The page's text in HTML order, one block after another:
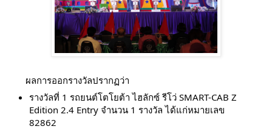
ผลการออกรางวัลปรากฏว่า
รางวัลที่ 1 รถยนต์โตโยต้า ไฮลักซ์ รีโว่ SMART-CAB Z
Edition 2.4 Entry จำนวน 1 รางวัล ได้แก่หมายเลข
82862